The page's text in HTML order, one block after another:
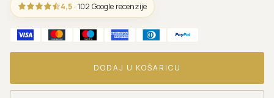
4,5 · 102 Google recenzije
DODAJ U KOŠARICU